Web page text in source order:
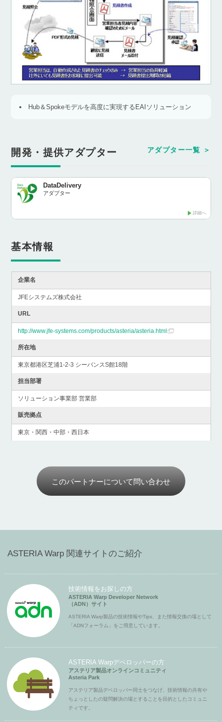
Hub＆Spokeモデルを高度に実現するEAIソリューション
開発・提供アダプター アダプター一覧
DataDelivery
アダプター
詳細へ
基本情報
企業名
JFEシステムズ株式会社
URL
http://www.jfe-systems.com/products/asteria/asteria.html
所在地
東京都港区芝浦1-2-3 シーバンスS館18階
担当部署
ソリューション事業部 営業部
販売拠点
東京・関西・中部・西日本
このパートナーについて問い合わせ
ASTERIA Warp 関連サイトのご紹介
技術情報をお探しの方
ASTERIA Warp Developer Network
（ADN）サイト
ASTERIA Warp製品の技術情報やTips、また情報交換の場として
「ADNフォーラム」をご用意しています。
ASTERIA Warpデベロッパーの方
アステリア製品オンラインコミュニティ
Asteria Park
アステリア製品デベロッパー同士をつなげ、技術情報の共有や
ちょっとしたの疑問解決の場とすることを目的としたコミュニ
ティです。